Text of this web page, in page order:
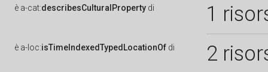
è a-cat:describesCulturalProperty di 1
è a-loc:isTimeIndexedTypedLocationOf di 2